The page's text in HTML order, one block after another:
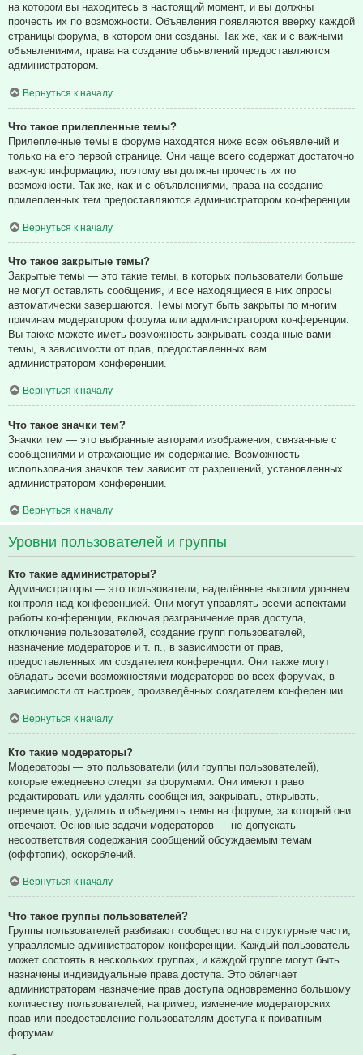
на котором вы находитесь в настоящий момент, и вы должны
прочесть их по возможности. Объявления появляются вверху каждой
страницы форума, в котором они созданы. Так же, как и с важными
объявлениями, права на создание объявлений предоставляются
администратором.
Вернуться к началу
Что такое прилепленные темы?
Прилепленные темы в форуме находятся ниже всех объявлений и
только на его первой странице. Они чаще всего содержат достаточно
важную информацию, поэтому вы должны прочесть их по
возможности. Так же, как и с объявлениями, права на создание
прилепленных тем предоставляются администратором конференции.
Вернуться к началу
Что такое закрытые темы?
Закрытые темы — это такие темы, в которых пользователи больше
не могут оставлять сообщения, и все находящиеся в них опросы
автоматически завершаются. Темы могут быть закрыты по многим
причинам модератором форума или администратором конференции.
Вы также можете иметь возможность закрывать созданные вами
темы, в зависимости от прав, предоставленных вам
администратором конференции.
Вернуться к началу
Что такое значки тем?
Значки тем — это выбранные авторами изображения, связанные с
сообщениями и отражающие их содержание. Возможность
использования значков тем зависит от разрешений, установленных
администратором конференции.
Вернуться к началу
Уровни пользователей и группы
Кто такие администраторы?
Администраторы — это пользователи, наделённые высшим уровнем
контроля над конференцией. Они могут управлять всеми аспектами
работы конференции, включая разграничение прав доступа,
отключение пользователей, создание групп пользователей,
назначение модераторов и т. п., в зависимости от прав,
предоставленных им создателем конференции. Они также могут
обладать всеми возможностями модераторов во всех форумах, в
зависимости от настроек, произведённых создателем конференции.
Вернуться к началу
Кто такие модераторы?
Модераторы — это пользователи (или группы пользователей),
которые ежедневно следят за форумами. Они имеют право
редактировать или удалять сообщения, закрывать, открывать,
перемещать, удалять и объединять темы на форуме, за который они
отвечают. Основные задачи модераторов — не допускать
несоответствия содержания сообщений обсуждаемым темам
(оффтопик), оскорблений.
Вернуться к началу
Что такое группы пользователей?
Группы пользователей разбивают сообщество на структурные части,
управляемые администратором конференции. Каждый пользователь
может состоять в нескольких группах, и каждой группе могут быть
назначены индивидуальные права доступа. Это облегчает
администраторам назначение прав доступа одновременно большому
количеству пользователей, например, изменение модераторских
прав или предоставление пользователям доступа к приватным
форумам.